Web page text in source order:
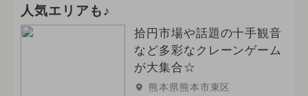
人気エリアも♪
拾円市場や話題の十手観音
など多彩なクレーンゲーム
が大集合☆
熊本県熊本市東区